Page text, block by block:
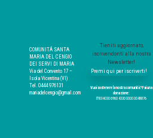
COMUNITÁ SANTA
MARIA DEL CENGIO
DEI SERVI DI MARIA
Via del Convento 17 –
Isola Vicentina (VI)
Tel. 0444 976131
mariadelcengio@gmail.com
Tieniti aggiornato,
iscrivendonti alla nostra
Newsletter!
Premi qui per iscriverti!
Vuoi sostenere la nostra comunità? Fai una
donazione:
IT83 H030 6960 4330 0000 0048876